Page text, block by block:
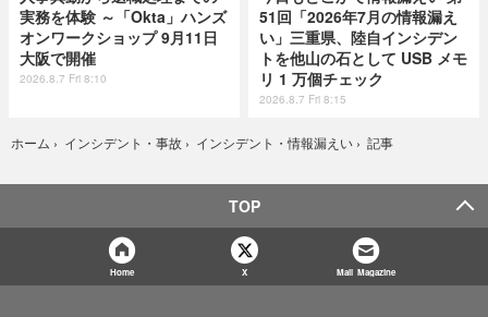
実務を体験 ～「Okta」ハンズ
オンワークショップ 9月11日
大阪で開催
2026.8.7 Fri 8:10
51回「2026年7月の情報漏え
い」三重県、陸自インシデン
トを他山の石として USB メモ
リ 1 万個チェック
2026.8.7 Fri 8:15
ホーム › インシデント・事故 › インシデント・情報漏えい › 記事
TOP
Home X Mail Magazine